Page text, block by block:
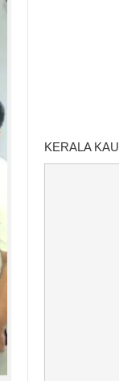
KERALA